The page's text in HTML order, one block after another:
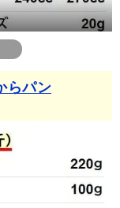
らパン